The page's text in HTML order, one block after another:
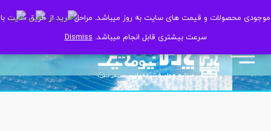
موجودی محصولات و قیمت های سایت به روز میباشد. مراحل خرید از طریق سایت با
سرعت بیشتری قابل انجام میباشد.Dismiss
موجودی محصولات و قیمت های سایت به روز میباشد. مراحل خرید از طریق سایت با
سرعت بیشتری قابل انجام میباشد.Dismiss